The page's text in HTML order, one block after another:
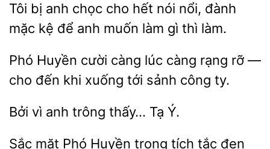
Tôi bị anh chọc cho hết
nổi, đành
mặc kệ để
muốn làm thì làm.
Phó Huyền
càng lúc càng rạng rỡ
cho đến
xuống tới sảnh công ty.
Bởi vì anh trông
Sắc Phó Huyền trong tích đen